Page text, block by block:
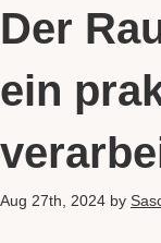
Der
ein
Aug 27th, 2024 by